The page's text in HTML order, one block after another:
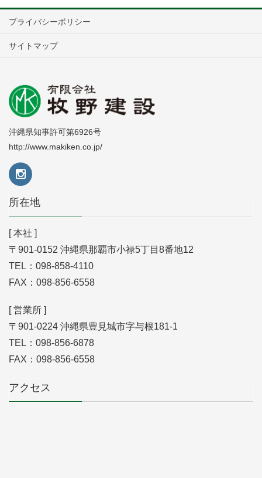
プライバシーポリシー
サイトマップ
沖縄県知事許可第6926号
http://www.makiken.co.jp/
所在地
[ 本社 ]
〒901-0152 沖縄県那覇市小禄5丁目8番地12
TEL：098-858-4110
FAX：098-856-6558
[ 営業所 ]
〒901-0224 沖縄県豊見城市字与根181-1
TEL：098-856-6878
FAX：098-856-6558
アクセス